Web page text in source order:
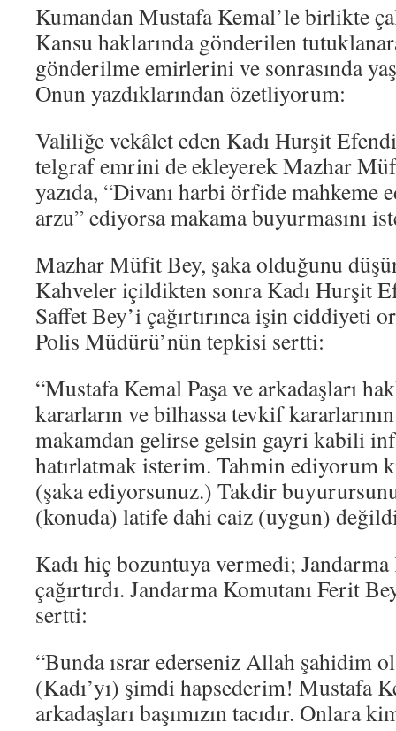
Kumandan Mustafa Kemal’le birlikte
Kansu haklarında gönderilen
gönderilme emirlerini ve sonrasında
Onun yazdıklarından özetliyorum:
Valiliğe vekâlet eden Kadı Hurşit
telgraf emrini de ekleyerek Mazhar
yazıda, “Divanı harbi örfide mahkeme
arzu” ediyorsa makama buyurmasını
Mazhar Müfit Bey, şaka olduğunu
Kahveler içildikten sonra Kadı Hurşit
Saffet Bey’i çağırtırınca işin ciddiyeti
Polis Müdürü’nün tepkisi sertti:
“Mustafa Kemal Paşa ve arkadaşları
kararların ve bilhassa tevkif
makamdan gelirse gelsin gayri kabili
hatırlatmak isterim. Tahmin ediyorum
(şaka ediyorsunuz.) Takdir
(konuda) latife dahi caiz (uygun)
Kadı hiç bozuntuya vermedi;
çağırtırdı. Jandarma Komutanı Ferit
sertti:
“Bunda ısrar ederseniz Allah şahidim
(Kadı’yı) şimdi hapsederim! Mustafa
arkadaşları başımızın tacıdır. Onlara